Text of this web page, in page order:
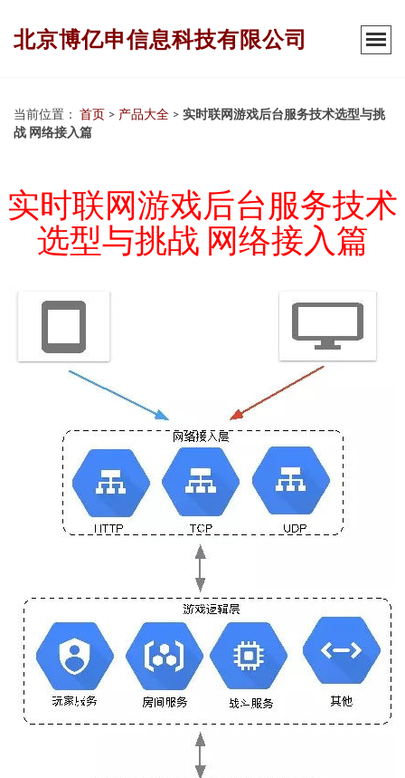
北京博亿申信息科技有限公司
当前位置： 首页 > 产品大全 > 实时联网游戏后台服务技术选型与挑
战 网络接入篇
实时联网游戏后台服务技术
选型与挑战 网络接入篇